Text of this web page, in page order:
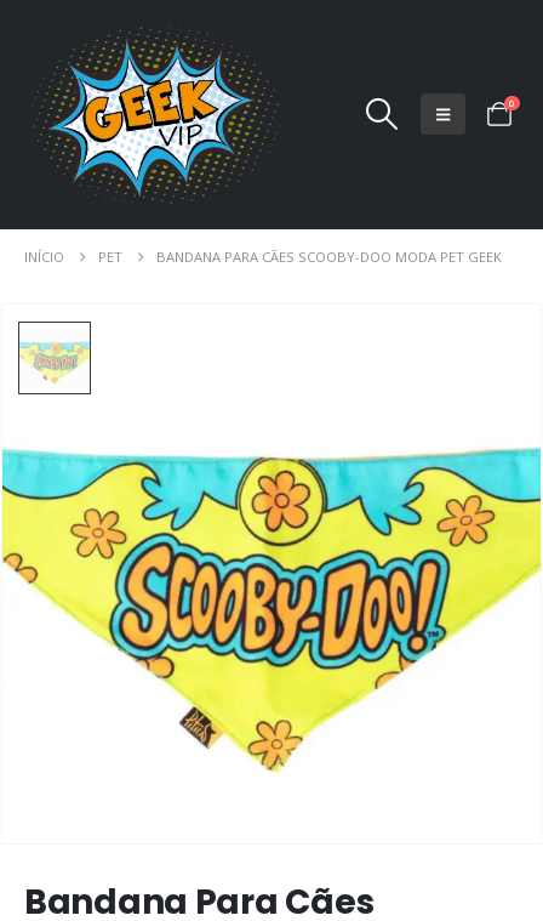
0
INÍCIO PET BANDANA PARA CÃES SCOOBY-DOO MODA PET GEEK
Bandana Para Cães